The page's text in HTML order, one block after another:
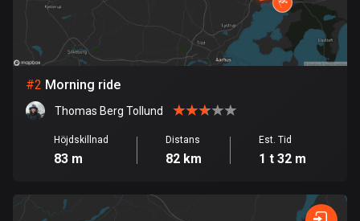
Bahrain
Bangladesh
409 rutter
Barbados
15 rutter
#2 Morning ride
Thomas Berg Tollund
Höjdskillnad
83 m
Distans
82 km
Est. Tid
1 t 32 m